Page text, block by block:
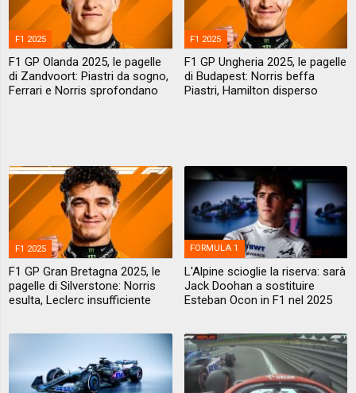
F1 2025
F1 GP Olanda 2025, le pagelle
di Zandvoort: Piastri da sogno,
Ferrari e Norris sprofondano
F1 2025
F1 GP Ungheria 2025, le pagelle
di Budapest: Norris beffa
Piastri, Hamilton disperso
F1 2025
F1 GP Gran Bretagna 2025, le
pagelle di Silverstone: Norris
esulta, Leclerc insufficiente
FORMULA 1
L'Alpine scioglie la riserva: sarà
Jack Doohan a sostituire
Esteban Ocon in F1 nel 2025